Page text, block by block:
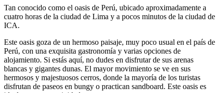
Tan conocido como el oasis de Perú, ubicado aproximadamente a
cuatro horas de la ciudad de Lima y a pocos minutos de la ciudad de
ICA.
Este oasis goza de un hermoso paisaje, muy poco usual en el país de
Perú, con una exquisita gastronomía y varias opciones de
alojamiento. Si estás aquí, no dudes en disfrutar de sus arenas
blancas y gigantes dunas. El mayor movimiento se ve en sus
hermosos y majestuosos cerros, donde la mayoría de los turistas
disfrutan de paseos en bungy o practican sandboard. Este oasis es